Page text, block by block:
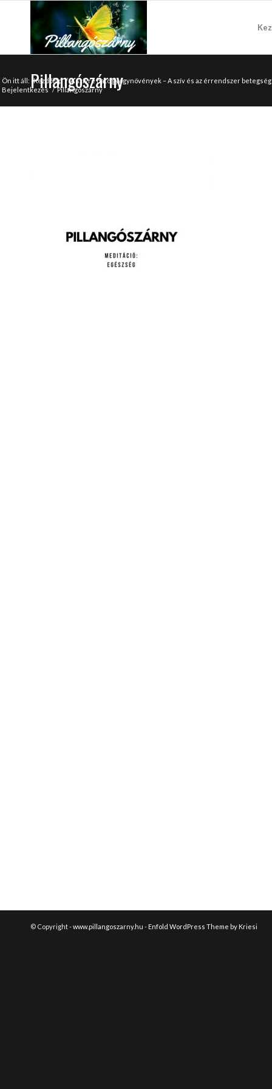
Pillangószárny
Ön itt áll: Kezdőlap / A szívre ható gyógynövények – A szív és az érrendszer
Bejelentkezés / Pillangószárny
© Copyright -www.pillangoszarny.hu - Enfold WordPress Theme by Kriesi